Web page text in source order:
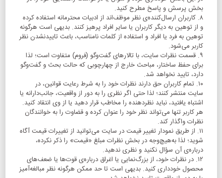
بخش پرسش و پاسخ مطرح کنید.
۸. کاربران ارسال‌کننده‌ی نظر موظف‌اند از ادبیات محترمانه استفاده کرده
و از توهین به دیگر کاربران یا سایر افراد پرهیز کنند. بدیهی است هرگونه
توهین به فرد یا افراد و استفاده از کلمات نامناسب، باعث تاییدنشدن نظر
کاربر می‌شود.
۹. قسمت نظرات سایت، با تالارهای گفت‌وگو (فروم) متفاوت است؛ لذا
برای حفظ ساختار، مباحث خارج از چهارچوبی که حالت بحث و گفت‌وگو
دارد، تایید نخواهد شد.
۱۰. تمام کاربران حق دارند نظرات خود را به شرط رعایت قوانین، در
سایت منتشر کنند؛ لذا حتی اگر نظری را به دور از واقعیت، جانب‌دارانه یا
اشتباه یافتید، نباید نظردهنده را مخاطب قرار دهید یا از وی انتقاد کنید.
هر کاربر تنها می‌تواند نظر خود را عنوان کرده و قضاوت را به خوانندگان
نظرات واگذار کند.
۱۱. از طریق نمودار تغییر قیمت در سایت می‌توانید از تغییرات قیمت آگاه
شوید؛ لذا به‌هیچ‌وجه در بخش نظرات مبلغ «قیمت» را ذکر نکرده،
درباره‌ی آن سؤال نکنید و نظری ندهید.
۱۲. در نظرات خود، از بزرگ‌نمایی یا اغراق درباره‌ی قوت‌ها یا ضعف‌های
محصول خودداری کنید. بدیهی است تا حد ممکن هرگونه نظر مبالغه‌آمیز